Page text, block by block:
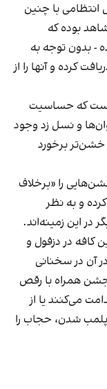
انتظامی با چنین
بوده که
- بدون توجه به
کرده و آنها را از
است که حساسیت
و نسل زد وجود
خشن‌تر برخورد
را «برخلاف
و به نظر
در این زمینه‌اند.
کافه در دزفول و
آن در سخنانی
جشن همراه با رقص
می‌کنند یا از
شدن، حجاب را